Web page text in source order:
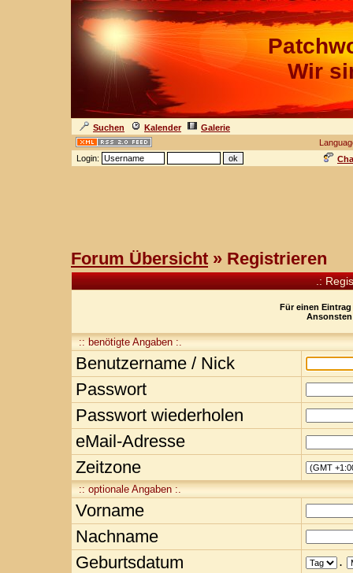
Wir
Suchen Kalender
Galerie
Login:
Forum Übersicht » Registrieren
.:
Für einen
:: benötigte Angaben :.
Benutzername / Nick
Passwort
Passwort wiederholen
eMail-Adresse
Zeitzone
:: optionale Angaben :.
Vorname
Nachname
Geburtsdatum
.